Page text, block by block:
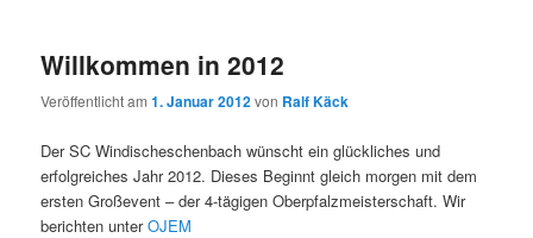
Willkommen in 2012
Veröffentlicht am1. Januar 2012von Ralf Käck
Der SC Windischeschenbach wünscht ein glückliches und
erfolgreiches Jahr 2012. Dieses Beginnt gleich morgen mit dem
ersten Großevent – der 4-tägigen Oberpfalzmeisterschaft. Wir
berichten unterOJEM